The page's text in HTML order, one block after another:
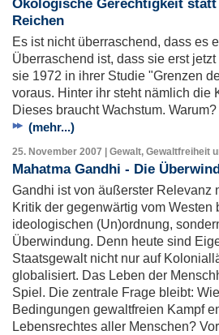
Ökologische Gerechtigkeit
Reichen
Es ist nicht überraschend, dass es
Überraschend ist, dass sie erst
sie 1972 in ihrer Studie "Grenzen
voraus. Hinter ihr steht nämlich die
Dieses braucht Wachstum.
(mehr...)
25. November 2007 | Gewalt, Gewaltfreiheit
Mahatma Gandhi - Die
Gandhi ist von äußerster Relevanz
Kritik der gegenwärtig vom
ideologischen (Un)ordnung,
Überwindung. Denn heute sind
Staatsgewalt nicht nur auf
globalisiert. Das Leben der
Spiel. Die zentrale Frage bleibt:
Bedingungen gewaltfreien Kampf
Lebensrechtes aller Menschen?